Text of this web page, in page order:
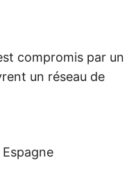
compromis par un
un réseau de